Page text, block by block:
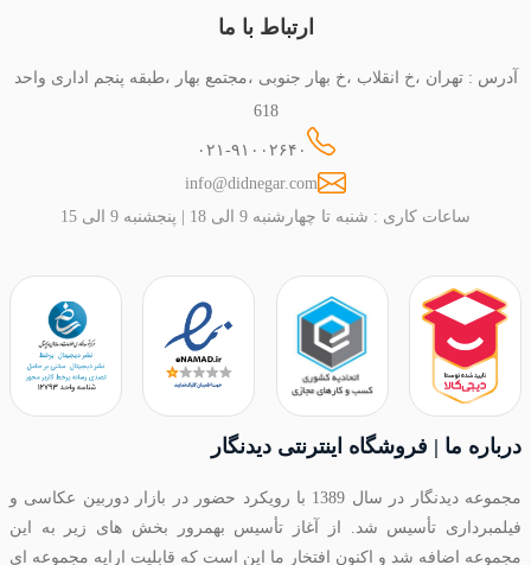
ارتباط با ما
آدرس : تهران ،خ انقلاب ،خ بهار جنوبی ،مجتمع بهار ،طبقه پنجم اداری واحد
618
۰۲۱-۹۱۰۰۲۶۴۰
info@didnegar.com
ساعات کاری : شنبه تا چهارشنبه 9 الی 18 | پنجشنبه 9 الی 15
درباره ما | فروشگاه اینترنتی دیدنگار
مجموعه دیدنگار در سال 1389 با رویکرد حضور در بازار دوربین عکاسی و
فیلمبرداری تأسیس شد. از آغاز تأسیس بهمرور بخش های زیر به این
مجموعه اضافه شد و اکنون افتخار ما این است که قابلیت ارایه مجموعه ای